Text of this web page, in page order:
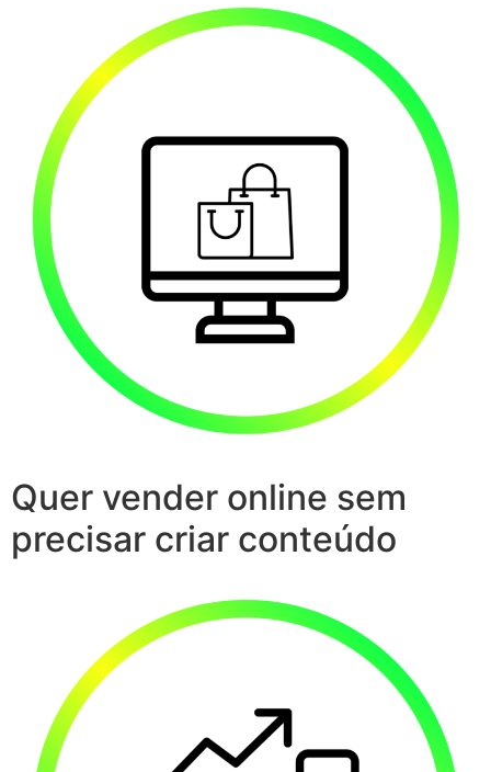
Quer vender online sem
precisar criar conteúdo